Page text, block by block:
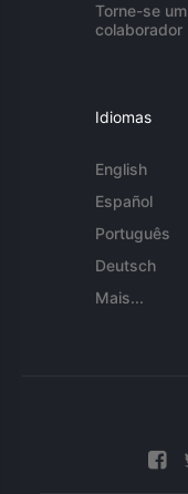
Torne-se um
colaborador
Idiomas
English
Español
Português
Deutsch
Mais...